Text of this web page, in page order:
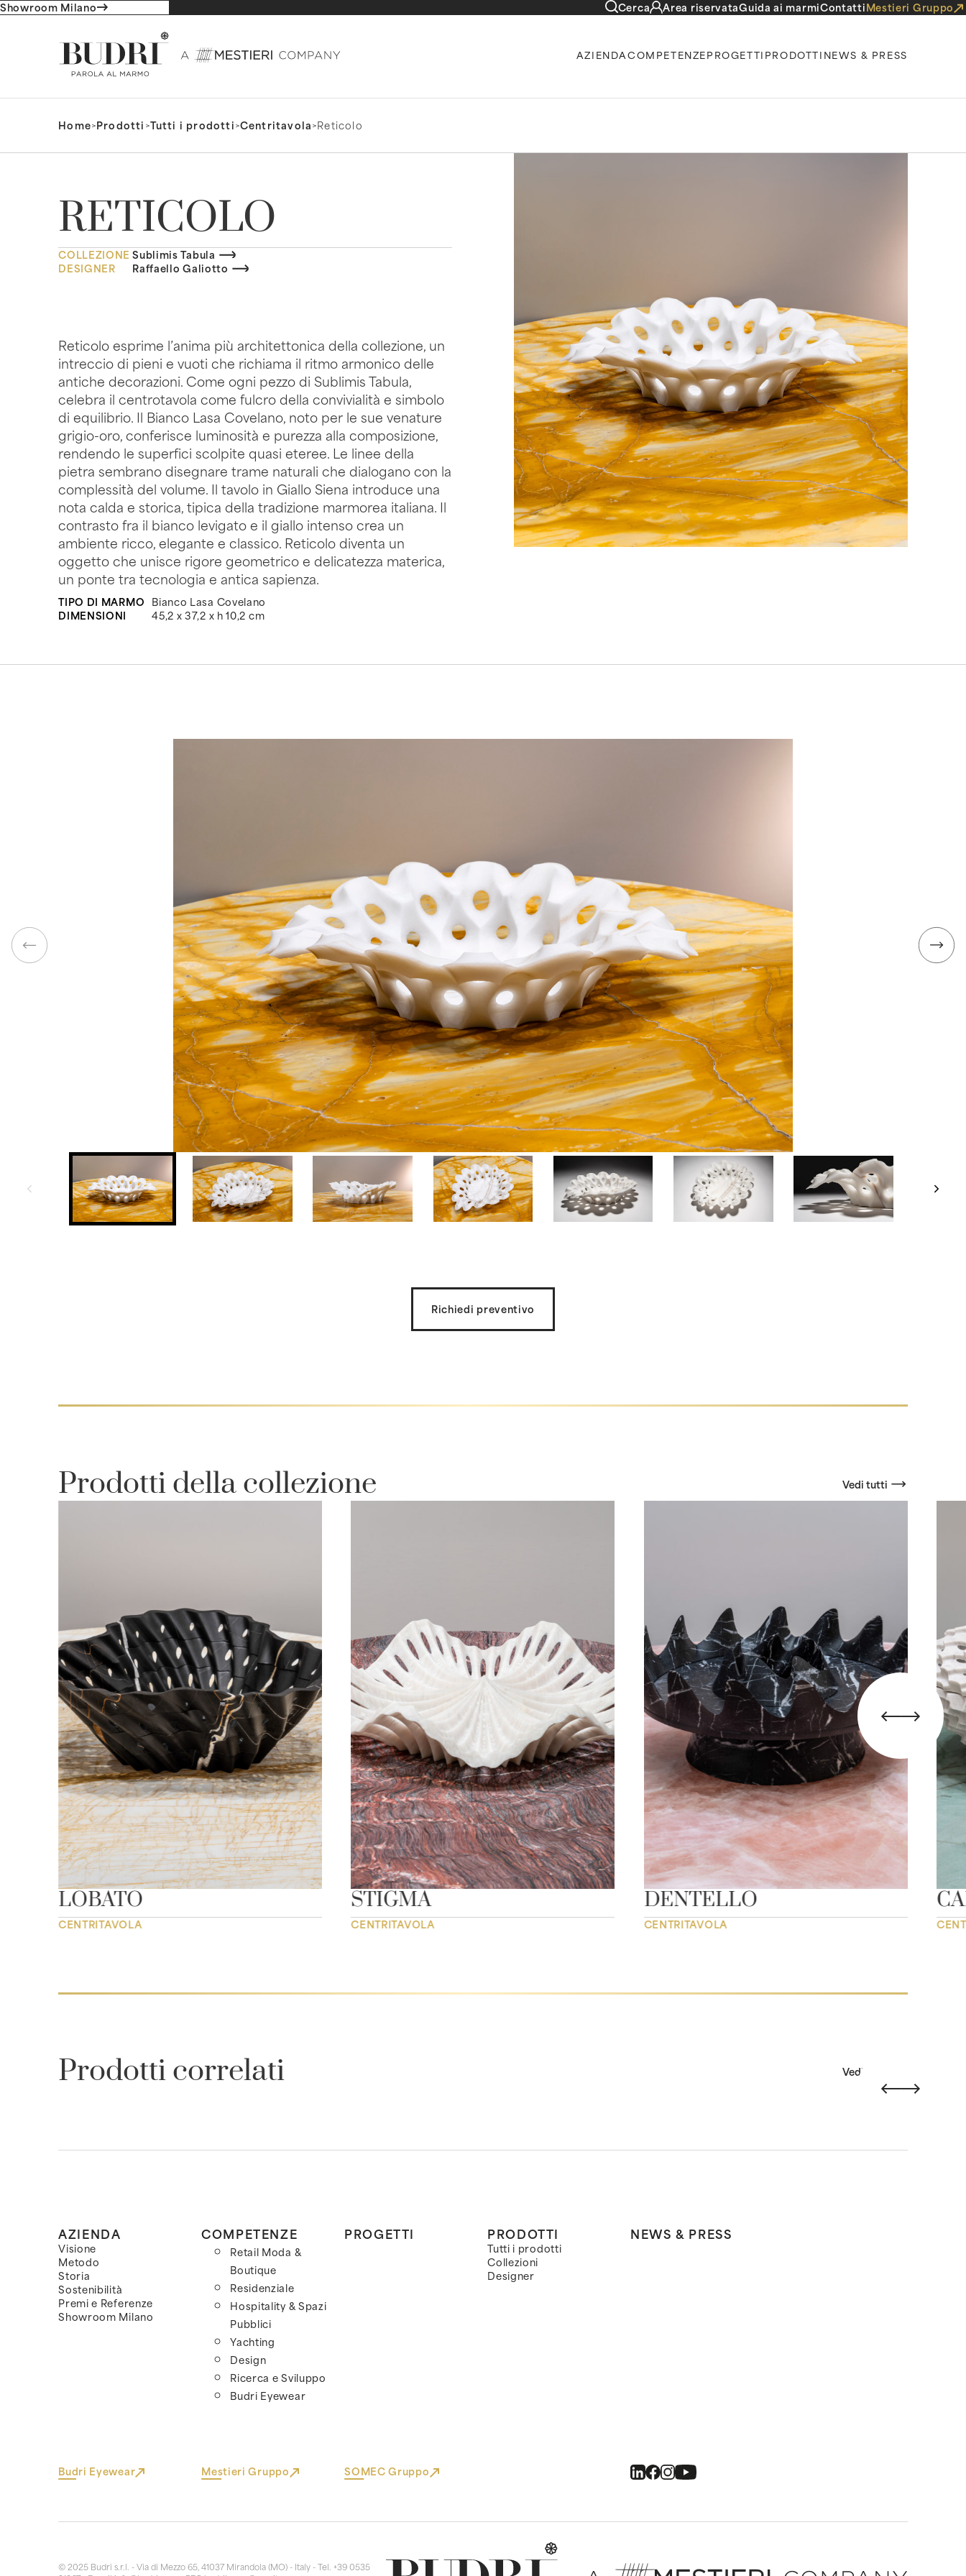
Showroom Milano Cerca Area riservataGuida ai marmiContattiMestieri Gruppo
AZIENDACOMPETENZEPROGETTIPRODOTTINEWS & PRESS
Home>Prodotti>Tutti i prodotti>Centritavola>Reticolo
RETICOLO
COLLEZIONE Sublimis Tabula
DESIGNER
Raffaello Galiotto
Reticolo esprime l’anima più architettonica della collezione, un
intreccio di pieni e vuoti che richiama il ritmo armonico delle
antiche decorazioni. Come ogni pezzo di Sublimis Tabula,
celebra il centrotavola come fulcro della convivialità e simbolo
di equilibrio. Il Bianco Lasa Covelano, noto per le sue venature
grigio-oro, conferisce luminosità e purezza alla composizione,
rendendo le superfici scolpite quasi eteree. Le linee della
pietra sembrano disegnare trame naturali che dialogano con la
complessità del volume. Il tavolo in Giallo Siena introduce una
nota calda e storica, tipica della tradizione marmorea italiana. Il
contrasto fra il bianco levigato e il giallo intenso crea un
ambiente ricco, elegante e classico. Reticolo diventa un
oggetto che unisce rigore geometrico e delicatezza materica,
un ponte tra tecnologia e antica sapienza.
TIPO DI MARMO Bianco Lasa Covelano
DIMENSIONI
45,2 x 37,2 x h 10,2 cm
Richiedi preventivo
Prodotti della collezione Vedi tutti
LOBATO
CENTRITAVOLA
STIGMA
CENTRITAVOLA
DENTELLO
CENTRITAVOLA
Prodotti correlati Vedi tutti
AZIENDA
Visione
Metodo
Storia
Sostenibilità
Premi e Referenze
Showroom Milano
COMPETENZE
Retail Moda &
Boutique
Residenziale
Hospitality & Spazi
Pubblici
Yachting
Design
Ricerca e Sviluppo
Budri Eyewear
PROGETTI PRODOTTI
Tutti i prodotti
Collezioni
Designer
NEWS & PRESS
Budri Eyewear Mestieri Gruppo SOMEC Gruppo
© 2025 Budri s.r.l. - Via di Mezzo 65, 41037 Mirandola (MO) - Italy - Tel. +39 0535